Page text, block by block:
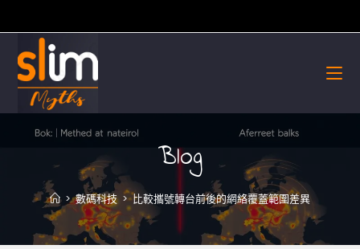
to
content
Blog
> 數碼科技 > 比較攜號轉台前後的網絡覆蓋範圍差異